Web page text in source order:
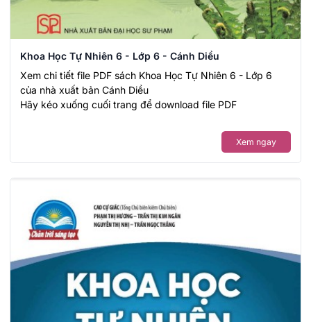
Khoa Học Tự Nhiên 6 - Lớp 6 - Cánh Diều
Xem chi tiết file PDF sách Khoa Học Tự Nhiên 6 - Lớp 6
của nhà xuất bản Cánh Diều
Hãy kéo xuống cuối trang để download file PDF
Xem ngay